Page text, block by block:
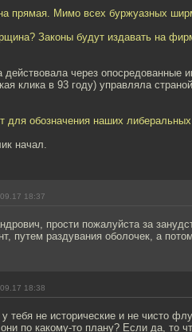
прямая. Мимо всех буржуазных
Законы будут издавать на
через опосредованные
клика в 93 году) управляла
для обозначения наших либеральных
начал.
18:37
прости пожалуйста за
путем раздувания оболочек, а
18:38
тебя не исторические и не чисто
по какому-то плану? Если да, то